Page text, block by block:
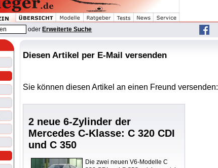
oder Erweiterte Suche
Diesen Artikel per E-Mail versenden
Sie können diesen Artikel an einen Freund versenden:
2 neue 6-Zylinder der
Mercedes C-Klasse: C 320 CDI
und C 350
Die zwei neuen V6-Modelle C